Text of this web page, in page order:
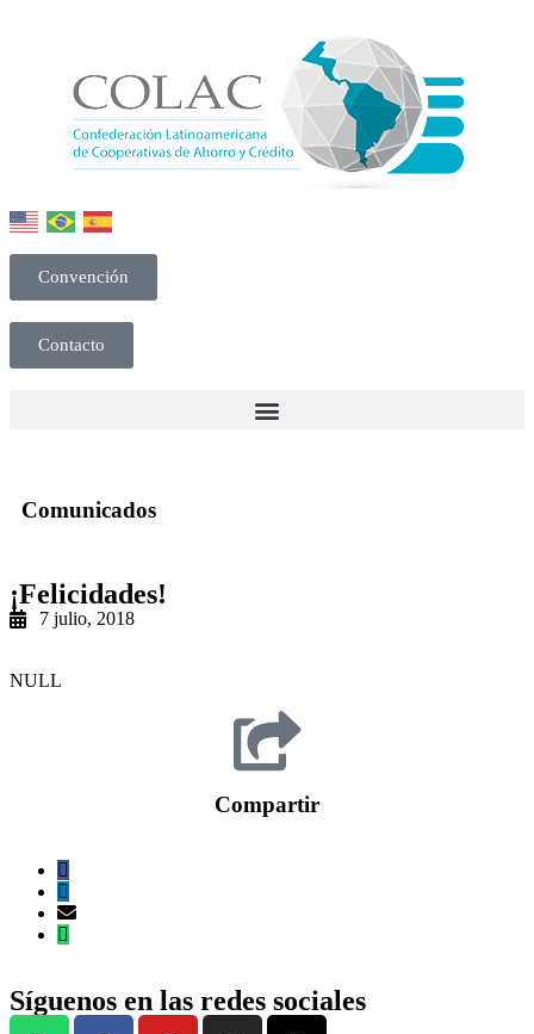
Convención
Contacto
Comunicados
¡Felicidades!
7 julio, 2018
NULL
Compartir
Síguenos en las redes sociales